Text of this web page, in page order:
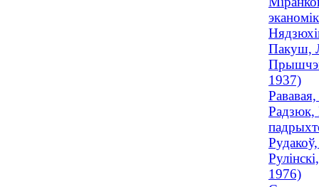
Пакуш,
1937)
Радзюк,
1976)